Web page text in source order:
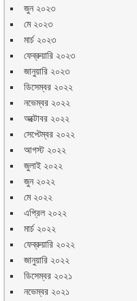
জুন ২০২৩
মে ২০২৩
মার্চ ২০২৩
ফেব্রুয়ারি ২০২৩
জানুয়ারি ২০২৩
ডিসেম্বর ২০২২
নভেম্বর ২০২২
অক্টোবর ২০২২
সেপ্টেম্বর ২০২২
আগস্ট ২০২২
জুলাই ২০২২
জুন ২০২২
মে ২০২২
এপ্রিল ২০২২
মার্চ ২০২২
ফেব্রুয়ারি ২০২২
জানুয়ারি ২০২২
ডিসেম্বর ২০২১
নভেম্বর ২০২১